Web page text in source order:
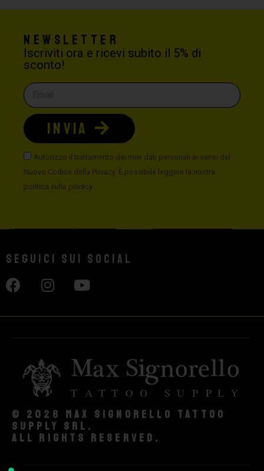
Newsletter
Iscriviti ora e ricevi subito il 5% di
sconto!
Autorizzo il trattamento dei miei dati personali ai sensi del
Nuovo Codice della Privacy. È possibile leggere la nostra
politica sulla privacy
INVIA
Seguici sui social
© 2026 Max Signorello Tattoo
supply srl.
All rights reserved.